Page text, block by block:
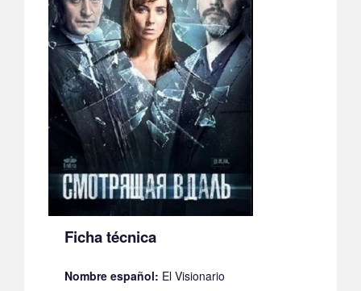
Ficha técnica
Nombre español: El Visionario